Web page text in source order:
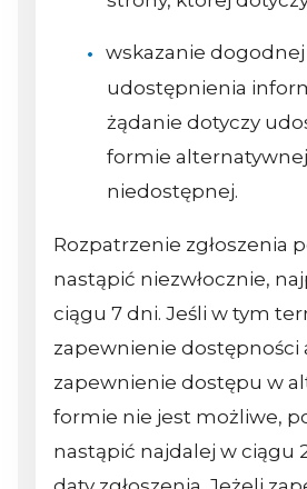
wskazanie
udostępnienia
żądanie dotyczy
formie
niedostępnej.
Rozpatrzenie zgłoszenia
nastąpić niezwłocznie,
ciągu 7 dni. Jeśli w tym
zapewnienie dostępności
zapewnienie dostępu w
formie nie jest możliwe,
nastąpić najdalej w ciągu